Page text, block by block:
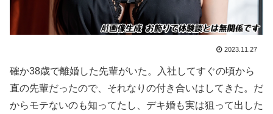
2023.11.27
確か38歳で離婚した先輩がいた。入社してすぐの頃から
直の先輩だったので、それなりの付き合いはしてきた。だ
からモテないのも知ってたし、デキ婚も実は狙って出した